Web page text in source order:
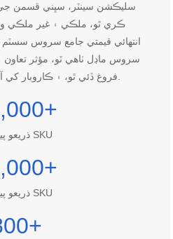
سليڪشن سينٽر، سڀني قسمن
ڪري ٿو، ملڪي ۽ غير ملڪي
انتهائي قيمتي جامع سروس سسٽم
سروس ماڊل ٺاهي ٿو، مؤثر
+
ذريعو پيداوار SKU
+
ذريعو پيداوار SKU
+